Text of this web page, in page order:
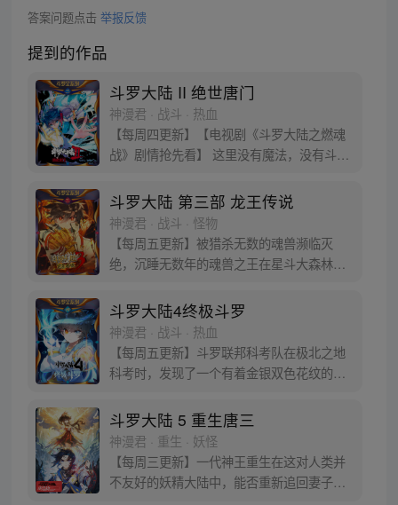
答案问题点击 举报反馈
提到的作品
斗罗大陆 II 绝世唐门
神漫君 · 战斗 · 热血
【每周四更新】【电视剧《斗罗大陆之燃魂
战》剧情抢先看】 这里没有魔法，没有斗
后的斗罗大陆上，唐门式微，一代天骄霍雨
浩横空出世，一切的神奇都将一一展现。 唐
门暗器能否重振雄风，唐门能否重现辉煌，
一切尽绝世唐门！
斗罗大陆 第三部 龙王传说
神漫君 · 战斗 · 怪物
【每周五更新】被猎杀无数的魂兽濒临灭
绝，沉睡无数年的魂兽之王在星斗大森林最
魂”遇上执着而顽强的少年唐舞麟，万众瞩目
的武魂传奇将再次被书写。我们不期待奇
迹，但要给奇迹一个机会。
斗罗大陆4终极斗罗
神漫君 · 战斗 · 热血
【每周五更新】斗罗联邦科考队在极北之地
科考时，发现了一个有着金银双色花纹的
于是赶忙将其带回研究所进行孵化。蛋孵化
出来了，可孵出来的是一个婴儿，一个和人
类一模一样的孩子；与此同时，联邦研究所
正在解冻一名银色长发女子，而一名蓝发青
年则在海滨被人发现
斗罗大陆 5 重生唐三
神漫君 · 重生 · 妖怪
【每周三更新】一代神王重生在这对人类并
不友好的妖精大陆中，能否重新追回妻子。